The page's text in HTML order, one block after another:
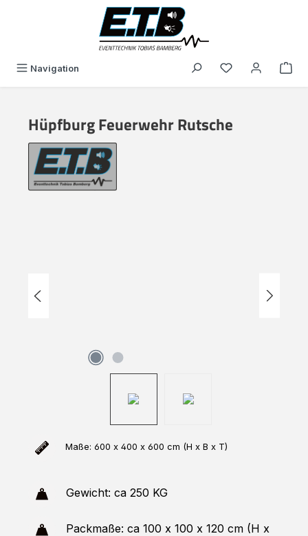
Navigation You have 0
Hüpfburg Feuerwehr Rutsche
Maße: 600 x 400 x 600 cm (H x B x T)
Gewicht: ca 250 KG
Packmaße: ca 100 x 100 x 120 cm (H x